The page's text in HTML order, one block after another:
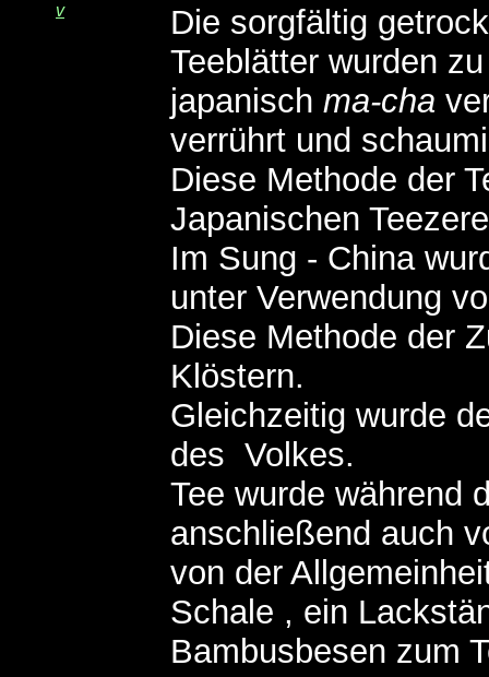
v
Die sorgfältig
Teeblätter wurden
japanisch ma-cha
verrührt und
Diese Methode der
Japanischen
Im Sung - China
unter Verwendung
Diese Methode der
Klöstern.
Gleichzeitig wurde
des Volkes.
Tee wurde während
anschließend auch
von der
Schale , ein
Bambusbesen zum